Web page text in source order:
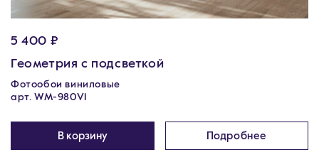
5 400 ₽
Геометрия с подсветкой
Фотообои виниловые
арт. WM-980V1
В корзину Подробнее